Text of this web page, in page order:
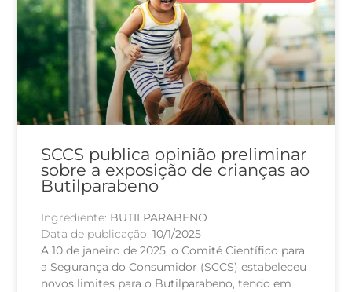
SCCS publica opinião preliminar
sobre a exposição de crianças ao
Butilparabeno
Ingrediente: BUTILPARABENO
Data de publicação:10/1/2025
A 10 de janeiro de 2025, o Comité Científico para
a Segurança do Consumidor (SCCS) estabeleceu
novos limites para o Butilparabeno, tendo em